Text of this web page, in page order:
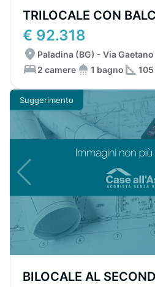
TRILOCALE CON
€ 92.318
Paladina (BG) - Via
2 camere
1 bagno
Suggerimento
BILOCALE AL